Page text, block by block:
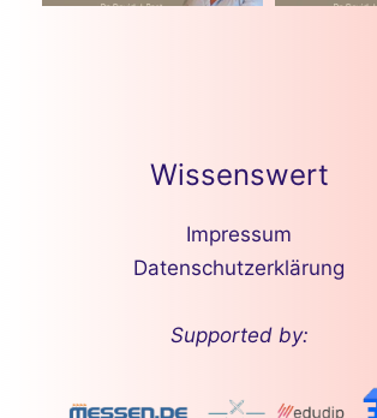
Wissenswert
Impressum
Datenschutzerklärung
Supported by: